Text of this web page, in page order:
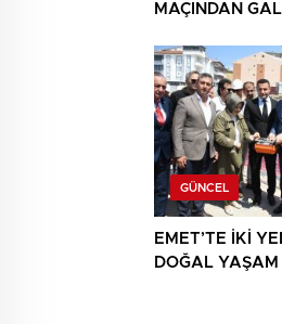
MAÇINDAN
GÜNCEL
EMET’TE İKİ
DOĞAL